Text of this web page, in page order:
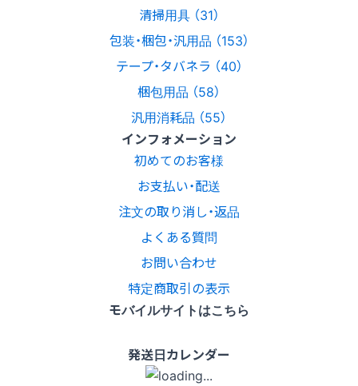
清掃用具 （31）
包装・梱包・汎用品 （153）
テープ・タバネラ （40）
梱包用品 （58）
汎用消耗品 （55）
インフォメーション
初めてのお客様
お支払い・配送
注文の取り消し・返品
よくある質問
お問い合わせ
特定商取引の表示
モバイルサイトはこちら
発送日カレンダー